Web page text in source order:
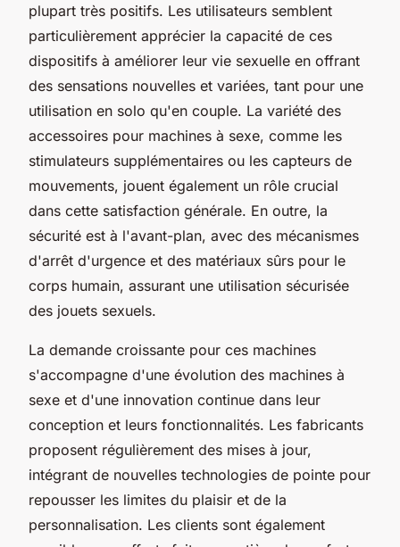
plupart très positifs. Les utilisateurs semblent
particulièrement apprécier la capacité de ces
dispositifs à améliorer leur vie sexuelle en offrant
des sensations nouvelles et variées, tant pour une
utilisation en solo qu'en couple. La variété des
accessoires pour machines à sexe, comme les
stimulateurs supplémentaires ou les capteurs de
mouvements, jouent également un rôle crucial
dans cette satisfaction générale. En outre, la
sécurité est à l'avant-plan, avec des mécanismes
d'arrêt d'urgence et des matériaux sûrs pour le
corps humain, assurant une utilisation sécurisée
des jouets sexuels.
La demande croissante pour ces machines
s'accompagne d'une évolution des machines à
sexe et d'une innovation continue dans leur
conception et leurs fonctionnalités. Les fabricants
proposent régulièrement des mises à jour,
intégrant de nouvelles technologies de pointe pour
repousser les limites du plaisir et de la
personnalisation. Les clients sont également